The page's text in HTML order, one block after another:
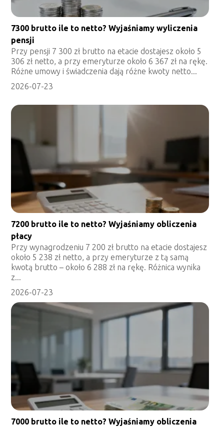
7300 brutto ile to netto? Wyjaśniamy wyliczenia
pensji
Przy pensji 7 300 zł brutto na etacie dostajesz około 5
306 zł netto, a przy emeryturze około 6 367 zł na rękę.
Różne umowy i świadczenia dają różne kwoty netto...
2026-07-23
7200 brutto ile to netto? Wyjaśniamy obliczenia
płacy
Przy wynagrodzeniu 7 200 zł brutto na etacie dostajesz
około 5 238 zł netto, a przy emeryturze z tą samą
kwotą brutto – około 6 288 zł na rękę. Różnica wynika
z...
2026-07-23
7000 brutto ile to netto? Wyjaśniamy obliczenia